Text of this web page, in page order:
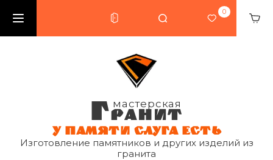
0
мастерская
ГРАНИТ
У ПАМЯТИ СЛУГА ЕСТЬ
Изготовление памятников и других изделий из
гранита